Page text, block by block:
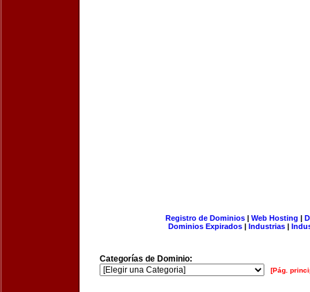
Registro de Dominios| Web Hosting |
Dominios Expirados | Industrias |
Categorías de Dominio:
[Pág.